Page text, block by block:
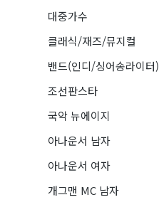
대중가수
클래식/재즈/뮤지컬
밴드(인디/싱어송라이터)
조선판스타
국악 뉴에이지
아나운서 남자
아나운서 여자
개그맨 MC 남자